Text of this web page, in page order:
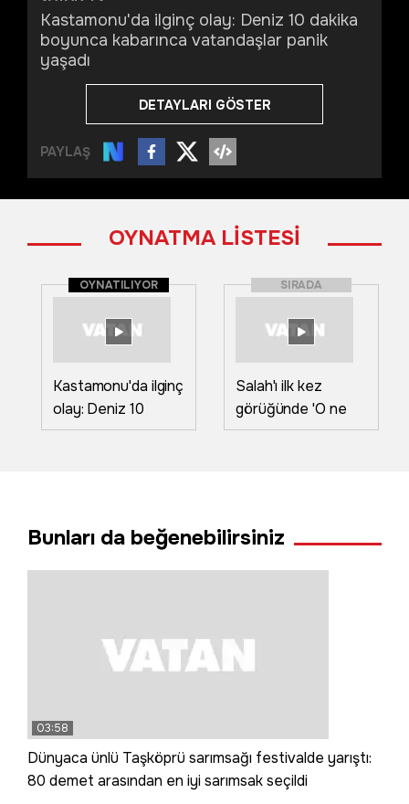
Kastamonu'da ilginç olay: Deniz 10 dakika
boyunca kabarınca vatandaşlar panik
yaşadı
DETAYLARI GÖSTER
PAYLAŞ
OYNATMA LİSTESİ
OYNATILIYOR
Kastamonu'da ilginç
olay: Deniz 10
dakika boyunca
SIRADA
Salah'ı ilk kez
görüğünde 'O ne
bilama bişe' diyen
Bunları da beğenebilirsiniz
03:58
Dünyaca ünlü Taşköprü sarımsağı festivalde yarıştı:
80 demet arasından en iyi sarımsak seçildi